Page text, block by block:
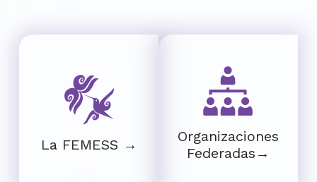
La FEMESS →
Organizaciones
Federadas→